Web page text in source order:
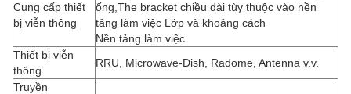
Cung cấp thiết
bị viễn thông
ống,The bracket chiều dài tùy thuộc vào nền
tảng làm việc Lớp và khoảng cách
Nền tảng làm việc.
Thiết bị viễn
thông
RRU, Microwave-Dish, Radome, Antenna v.v.
Truyền